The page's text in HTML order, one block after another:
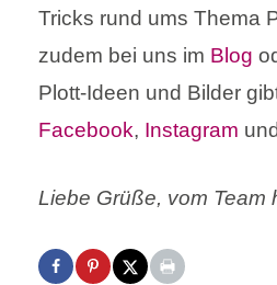
Tricks rund ums Thema
zudem bei uns im Blog
Plott-Ideen und Bilder
Facebook, Instagram
Liebe Grüße, vom Team